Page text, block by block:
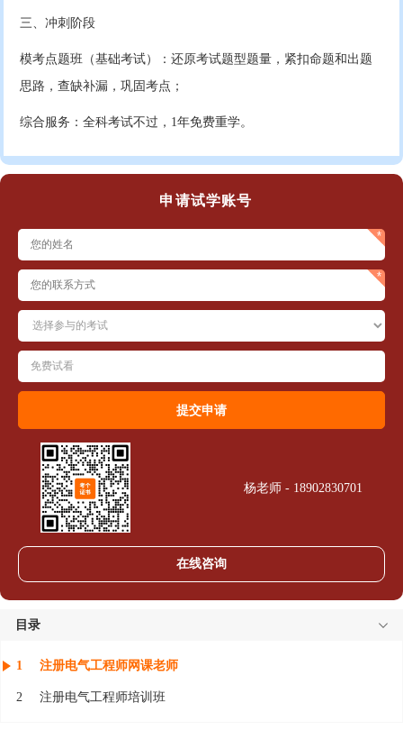
三、冲刺阶段
模考点题班（基础考试）：还原考试题型题量，紧扣命题和出题
思路，查缺补漏，巩固考点；
综合服务：全科考试不过，1年免费重学。
申请试学账号
杨老师 - 18902830701
在线咨询
目录
1 注册电气工程师网课老师
2 注册电气工程师培训班